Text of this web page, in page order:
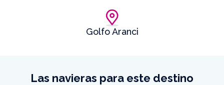
Golfo Aranci
Las navieras para este destino